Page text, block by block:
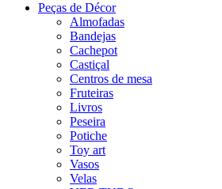
Peças de Décor
Almofadas
Bandejas
Cachepot
Castiçal
Centros de mesa
Fruteiras
Livros
Peseira
Potiche
Toy art
Vasos
Velas